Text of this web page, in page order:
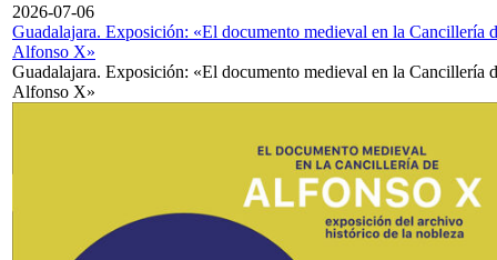
2026-07-06
Guadalajara. Exposición: «El documento medieval en la Cancillería
Alfonso X»
Guadalajara. Exposición: «El documento medieval en la Cancillería
Alfonso X»